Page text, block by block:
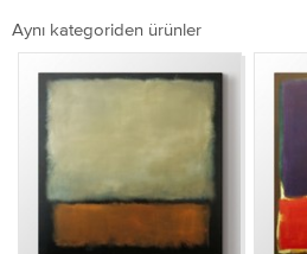
Aynı kategoriden ürünler